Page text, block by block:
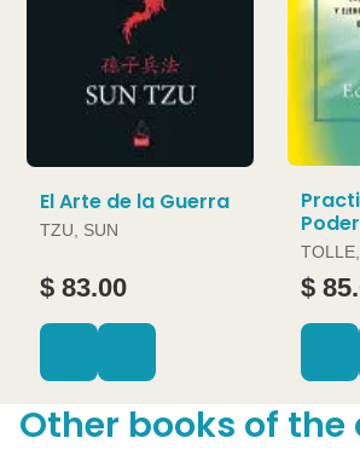
El Arte de la Guerra
TZU, SUN
$ 83.00 $
Other books of